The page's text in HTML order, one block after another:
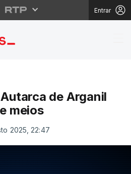
Entrar
de Arganil
meios
2025, 22:47